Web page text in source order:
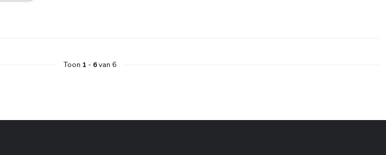
Toon 1 - 6van 6